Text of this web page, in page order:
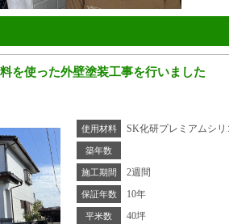
を使った外壁塗装工事を行いました
使用材料 SK化研プレミアムシリ
築年数
施工期間 2週間
保証年数 10年
平米数 40坪